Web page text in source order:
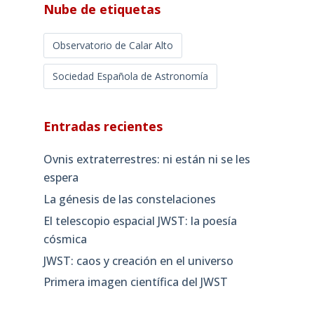
Nube de etiquetas
Observatorio de Calar Alto
Sociedad Española de Astronomía
Entradas recientes
Ovnis extraterrestres: ni están ni se les
espera
La génesis de las constelaciones
El telescopio espacial JWST: la poesía
cósmica
JWST: caos y creación en el universo
Primera imagen científica del JWST